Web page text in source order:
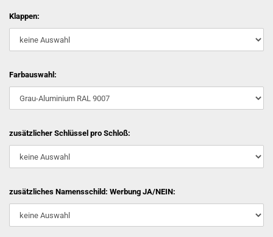
Klappen:
Farbauswahl:
zusätzlicher Schlüssel pro Schloß:
zusätzliches Namensschild: Werbung JA/NEIN: